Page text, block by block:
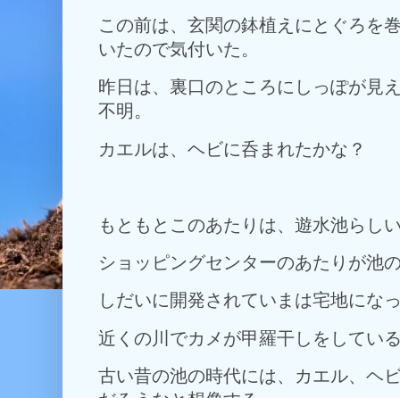
この前は、玄関の鉢植えにとぐろを
いたので気付いた。
昨日は、裏口のところにしっぽが見
不明。
カエルは、ヘビに呑まれたかな？
もともとこのあたりは、遊水池らし
ショッピングセンターのあたりが池
しだいに開発されていまは宅地にな
近くの川でカメが甲羅干しをしてい
古い昔の池の時代には、カエル、ヘ